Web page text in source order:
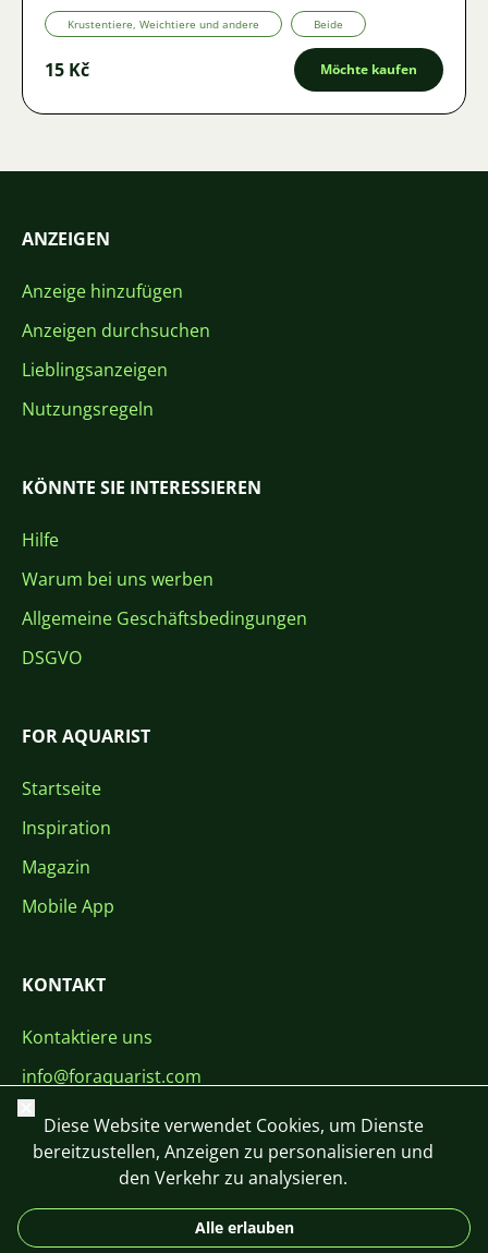
Krustentiere, Weichtiere und andere Beide
15 Kč Möchte kaufen
ANZEIGEN
Anzeige hinzufügen
Anzeigen durchsuchen
Lieblingsanzeigen
Nutzungsregeln
KÖNNTE SIE INTERESSIEREN
Hilfe
Warum bei uns werben
Allgemeine Geschäftsbedingungen
DSGVO
FOR AQUARIST
Startseite
Inspiration
Magazin
Mobile App
KONTAKT
Kontaktiere uns
info@foraquarist.com
+420 603 449 602
Schließen
Diese Website verwendet Cookies, um Dienste
bereitzustellen, Anzeigen zu personalisieren und
den Verkehr zu analysieren.
Alle erlauben